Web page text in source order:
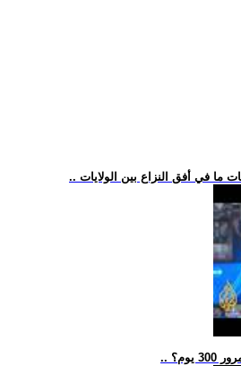
ما في أفق النزاع بين الولايات